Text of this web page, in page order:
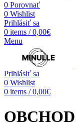
0 Porovnať
0 Wishlist
Prihlásiť sa
0 items / 0,00€
Menu
Prihlásiť sa
0 Wishlist
0 items / 0,00€
OBCHOD